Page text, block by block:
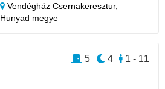
Vendégház Csernakeresztur,
Hunyad megye
1 - 11
4
5